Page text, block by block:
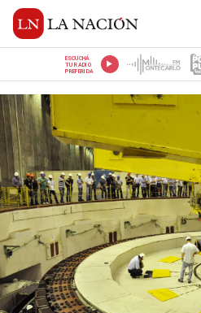
ESCUCHÁ
TU RADIO
PREFERIDA